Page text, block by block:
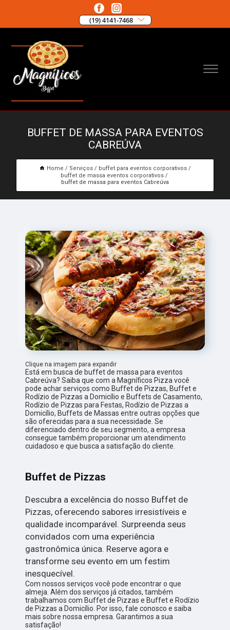
(19) 4141-7468
BUFFET DE MASSA PARA EVENTOS
CABREÚVA
Home Serviços
buffet para eventos corporativos
buffet de massa eventos corporativos
buffet de massa para eventos Cabreúva
Clique na imagem para expandir
Está em busca de buffet de massa para eventos
Cabreúva? Saiba que com a Magníficos Pizza você
pode achar serviços como Buffet de Pizzas, Buffet e
Rodízio de Pizzas a Domicílio e Buffets de Casamento,
Rodízio de Pizzas para Festas, Rodízio de Pizzas a
Domicílio, Buffets de Massas entre outras opções que
são oferecidas para a sua necessidade. Se
diferenciado dentro de seu segmento, a empresa
consegue também proporcionar um atendimento
cuidadoso e que busca a satisfação do cliente.
Buffet de Pizzas
Descubra a excelência do nosso Buffet de
Pizzas, oferecendo sabores irresistíveis e
qualidade incomparável. Surpreenda seus
convidados com uma experiência
gastronômica única. Reserve agora e
transforme seu evento em um festim
inesquecível.
Com nossos serviços você pode encontrar o que
almeja. Além dos serviços já citados, também
trabalhamos com Buffet de Pizzas e Buffet e Rodízio
de Pizzas a Domicílio. Por isso, fale conosco e saiba
mais sobre nossa empresa. Garantimos a sua
satisfação!